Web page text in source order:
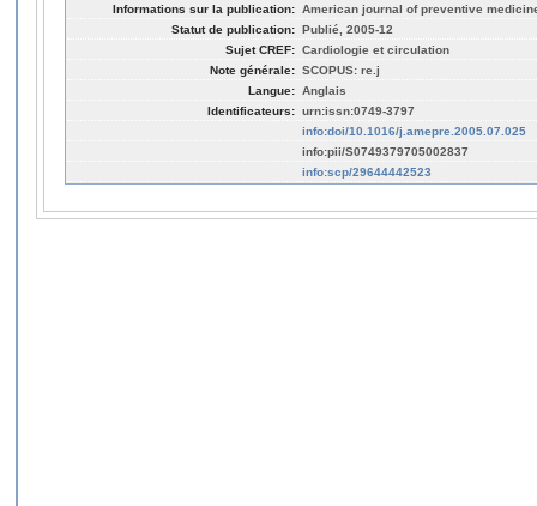
Informations sur la publication: American journal of preventive
Statut de publication: Publié, 2005-12
Sujet CREF: Cardiologie et circulation
Note générale: SCOPUS: re.j
Langue: Anglais
Identificateurs: urn:issn:0749-3797
info:doi/10.1016/j.amepre.2005.07.025
info:pii/S0749379705002837
info:scp/29644442523